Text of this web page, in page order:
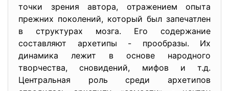
точки зрения автора, отражением опыта
прежних поколений, который был запечатлен
в структурах мозга. Его содержание
составляют архетипы - прообразы. Их
динамика лежит в основе народного
творчества, сновидений, мифов и т.д.
Центральная роль среди архетипов